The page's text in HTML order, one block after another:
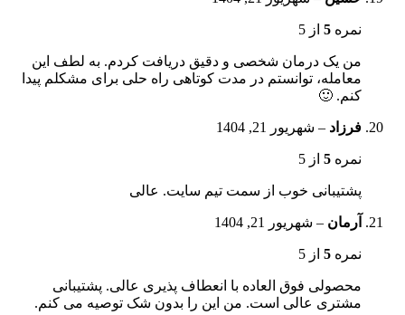
نمره 5 از 5
من یک درمان شخصی و دقیق دریافت کردم. به لطف این
معامله، توانستم در مدت کوتاهی راه حلی برای مشکلم پیدا
کنم. 🙂
فرزاد – شهریور 21, 1404
نمره 5 از 5
پشتیبانی خوب از سمت تیم سایت. عالی
آرمان – شهریور 21, 1404
نمره 5 از 5
محصولی فوق العاده با انعطاف پذیری عالی. پشتیبانی
مشتری عالی است. من این را بدون شک توصیه می کنم.